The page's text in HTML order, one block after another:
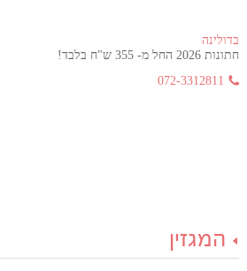
בדולינה
חתונות 2026 החל מ- 355 ש"ח בלבד!
072-3312811
המגזין